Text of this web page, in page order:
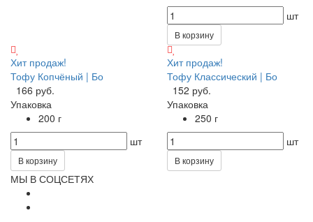
шт
В корзину
Хит продаж!
Тофу Копчёный | Бо
166 руб.
Упаковка
200 г
шт
В корзину
Хит продаж!
Тофу Классический | Бо
152 руб.
Упаковка
250 г
шт
В корзину
МЫ В СОЦСЕТЯХ